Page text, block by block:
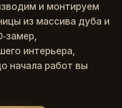
и монтируем
из массива дуба и
интерьера,
начала работ вы